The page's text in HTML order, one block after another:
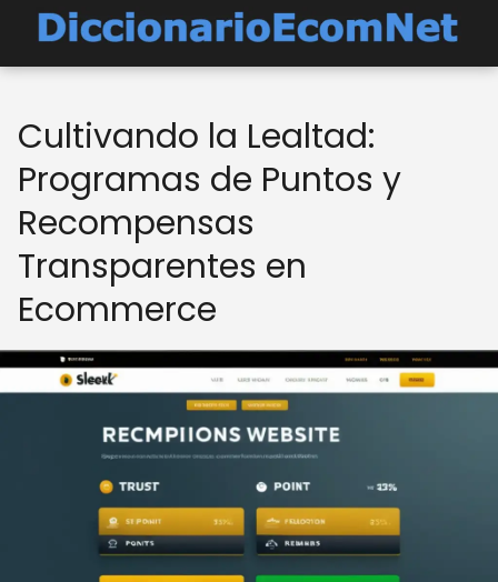
Cultivando la Lealtad:
Programas de Puntos y
Recompensas
Transparentes en
Ecommerce